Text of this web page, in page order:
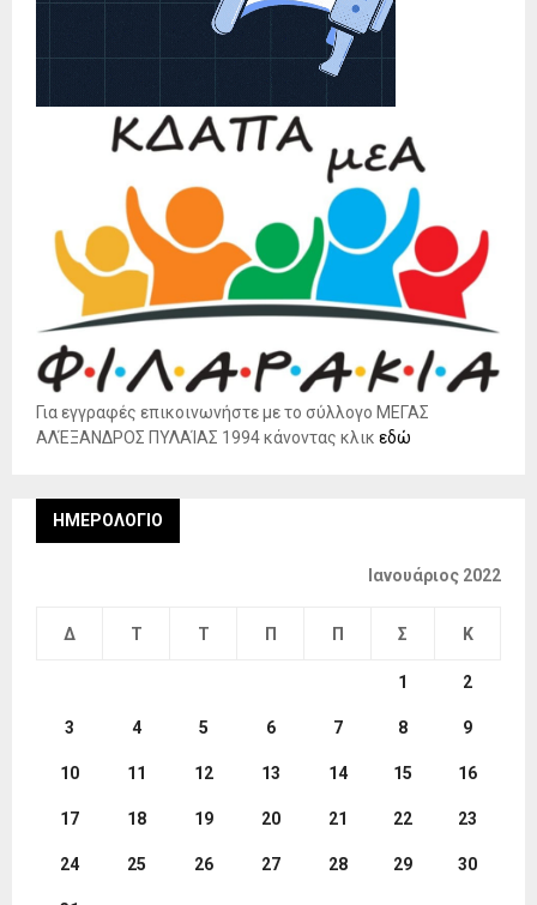
Για εγγραφές επικοινωνήστε με το σύλλογο ΜΕΓΑΣ
ΑΛΈΞΑΝΔΡΟΣ ΠΥΛΑΊΑΣ 1994 κάνοντας κλικ εδώ
ΗΜΕΡΟΛΌΓΙΟ
Ιανουάριος 2022
Δ Τ Τ Π Π Σ Κ
1 2
3 4 5 6 7 8 9
10 11 12 13 14 15 16
17 18 19 20 21 22 23
24 25 26 27 28 29 30